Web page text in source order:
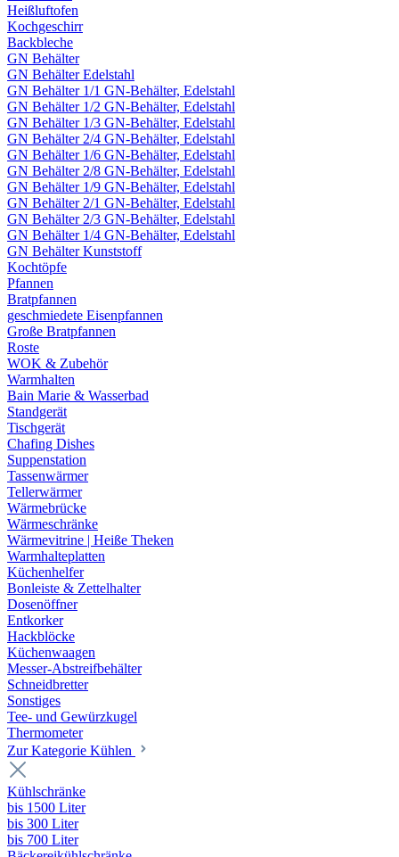
Heißluftofen
Kochgeschirr
Backbleche
GN Behälter
GN Behälter Edelstahl
GN Behälter 1/1 GN-Behälter, Edelstahl
GN Behälter 1/2 GN-Behälter, Edelstahl
GN Behälter 1/3 GN-Behälter, Edelstahl
GN Behälter 2/4 GN-Behälter, Edelstahl
GN Behälter 1/6 GN-Behälter, Edelstahl
GN Behälter 2/8 GN-Behälter, Edelstahl
GN Behälter 1/9 GN-Behälter, Edelstahl
GN Behälter 2/1 GN-Behälter, Edelstahl
GN Behälter 2/3 GN-Behälter, Edelstahl
GN Behälter 1/4 GN-Behälter, Edelstahl
GN Behälter Kunststoff
Kochtöpfe
Pfannen
Bratpfannen
geschmiedete Eisenpfannen
Große Bratpfannen
Roste
WOK & Zubehör
Warmhalten
Bain Marie & Wasserbad
Standgerät
Tischgerät
Chafing Dishes
Suppenstation
Tassenwärmer
Tellerwärmer
Wärmebrücke
Wärmeschränke
Wärmevitrine | Heiße Theken
Warmhalteplatten
Küchenhelfer
Bonleiste & Zettelhalter
Dosenöffner
Entkorker
Hackblöcke
Küchenwaagen
Messer-Abstreifbehälter
Schneidbretter
Sonstiges
Tee- und Gewürzkugel
Thermometer
Zur Kategorie Kühlen
Kühlschränke
bis 1500 Liter
bis 300 Liter
bis 700 Liter